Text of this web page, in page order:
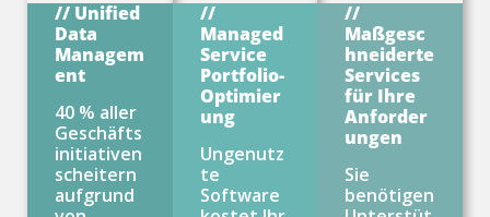
// Unified
Data
Managem
ent
40 % aller
Geschäfts
initiativen
scheitern
aufgrund
//
Managed
Service
Portfolio-
Optimier
ung
Ungenutz
te
Software
//
Maßgesc
hneiderte
Services
für Ihre
Anforder
ungen
Sie
benötigen